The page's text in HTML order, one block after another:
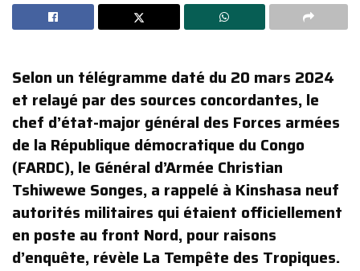
Selon un télégramme daté du 20 mars 2024
et relayé par des sources concordantes, le
chef d’état-major général des Forces armées
de la République démocratique du Congo
(FARDC), le Général d’Armée Christian
Tshiwewe Songes, a rappelé à Kinshasa neuf
autorités militaires qui étaient officiellement
en poste au front Nord, pour raisons
d’enquête, révèle La Tempête des Tropiques.